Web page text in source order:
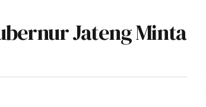
Jateng Minta